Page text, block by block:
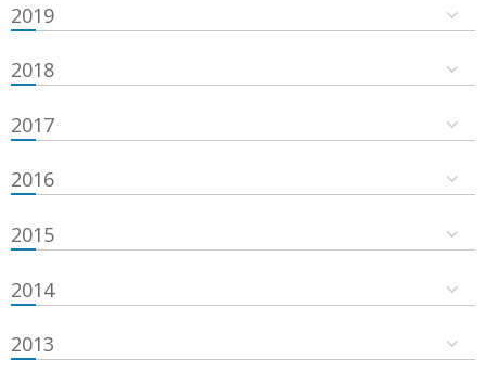
2019
2018
2017
2016
2015
2014
2013